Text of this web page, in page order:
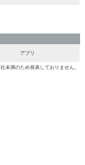
アプリ
未満のため発表しておりません。